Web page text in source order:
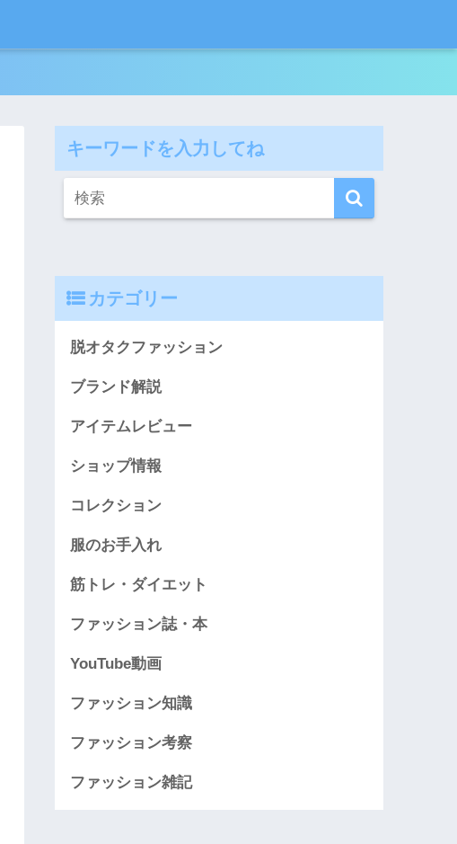
キーワードを入力してね
カテゴリー
脱オタクファッション
ブランド解説
アイテムレビュー
ショップ情報
コレクション
服のお手入れ
筋トレ・ダイエット
ファッション誌・本
YouTube動画
ファッション知識
ファッション考察
ファッション雑記